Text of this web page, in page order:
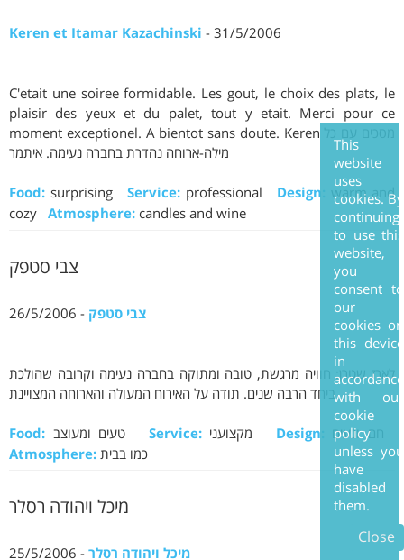
Keren et Itamar Kazachinski - 31/5/2006
C'etait une soiree formidable. Les gout, le choix des plats, le
plaisir des yeux et du palet, tout y etait. Merci pour ce
moment exceptionel. A bientot sans doute. Keren מסכים עם כל
מילה-ארוחה נהדרת בחברה נעימה. איתמר
Food: surprising Service: professional Design:
warm and
cozy Atmosphere: candles and wine
צבי סטפק
צבי סטפק - 26/5/2006
לארז שטרן: חוויה מרגשת, טובה ומתוקה בחברה נעימה וקרובה שהולכת
ביחד הרבה שנים. תודה על האירוח המעולה והארוחה המצויינת
Food: Service: Design:
Atmosphere: כמו בבית
מיכל ויהודה רסלר
מיכל ויהודה רסלר - 25/5/2006
This
website
uses
cookies. By
continuing
to use this
website,
you
consent to
our
cookies on
this device
in
accordance
with our
cookie
policy
unless you
have
disabled
them.
Close